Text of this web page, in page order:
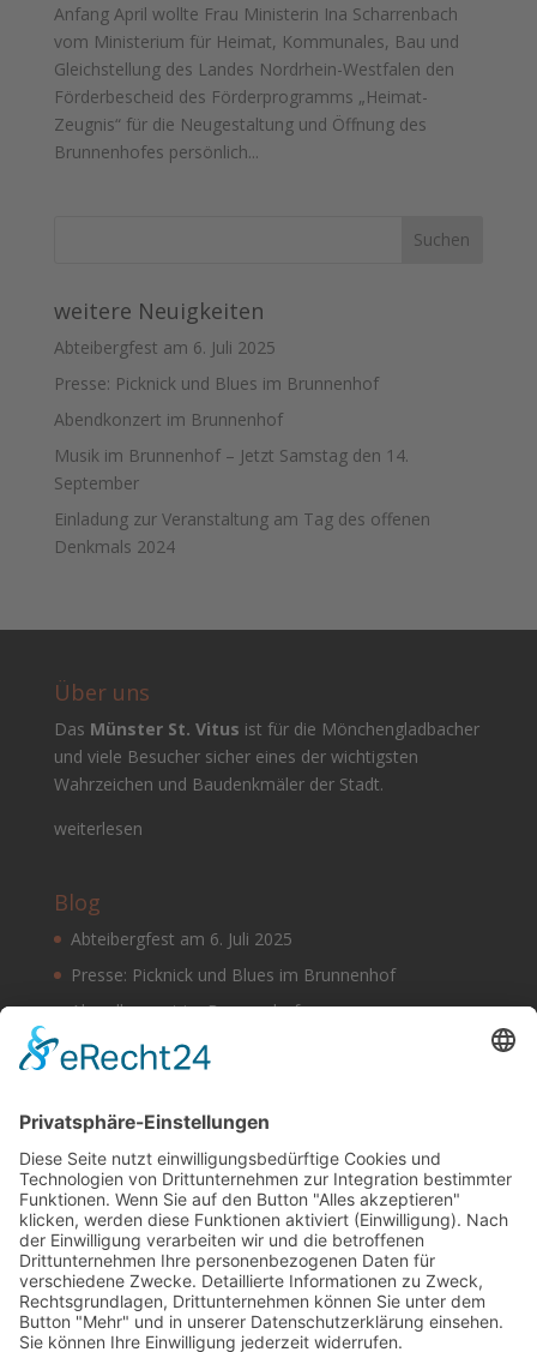
powered by Usercentrics Consent
Management Platform&eRecht24
Anfang April wollte Frau Ministerin Ina Scharrenbach
vom Ministerium für Heimat, Kommunales, Bau und
Gleichstellung des Landes Nordrhein-Westfalen den
Förderbescheid des Förderprogramms „Heimat-
Zeugnis“ für die Neugestaltung und Öffnung des
Brunnenhofes persönlich...
weitere Neuigkeiten
Abteibergfest am 6. Juli 2025
Presse: Picknick und Blues im Brunnenhof
Abendkonzert im Brunnenhof
Musik im Brunnenhof – Jetzt Samstag den 14.
September
Einladung zur Veranstaltung am Tag des offenen
Denkmals 2024
Über uns
Das Münster St. Vitus ist für die Mönchengladbacher
und viele Besucher sicher eines der wichtigsten
Wahrzeichen und Baudenkmäler der Stadt.
weiterlesen
Blog
Abteibergfest am 6. Juli 2025
Presse: Picknick und Blues im Brunnenhof
Abendkonzert im Brunnenhof
Musik im Brunnenhof – Jetzt Samstag den 14.
September
Einladung zur Veranstaltung am Tag des offenen
Denkmals 2024
Suchen & Finden Datenschutz
Cookie-Einstellungen